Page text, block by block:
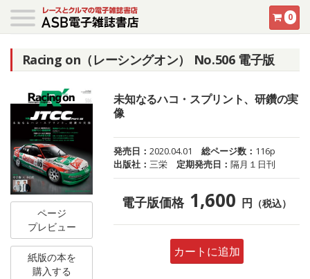
0
Racing on（レーシングオン） No.506 電子版
ページ
プレビュー
紙版の本を
購入する
未知なるハコ・スプリント、研鑽の実
像
発売日：2020.04.01 総ページ数： 116p
出版社：三栄 定期発売日：隔月１日刊
電子版価格 1,600 円 （税込）
カートに追加